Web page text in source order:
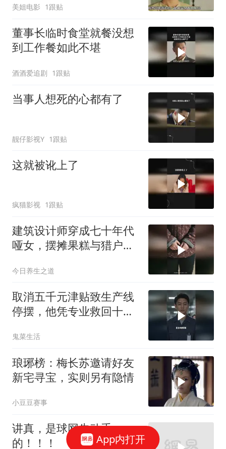
美姐电影 1跟贴
董事长临时食堂就餐没想
到工作餐如此不堪
酒酒爱追剧 1跟贴
当事人想死的心都有了
靓仔影视Y 1跟贴
这就被讹上了
疯猫影视 1跟贴
建筑设计师穿成七十年代
哑女，摆摊果糕与猎户并
今日养生之道
取消五千元津贴致生产线
停摆，他凭专业救回十二
鬼菜生活
琅琊榜：梅长苏邀请好友
新宅寻宝，实则另有隐情
小豆豆赛事
讲真，是球网先动手
的！！！
App内打开